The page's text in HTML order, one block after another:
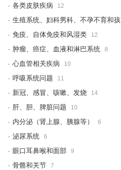
各类皮肤疾病 12
生殖系统、妇科男科、不孕不育和孩子健康
免疫、自体免疫和风湿类 12
肿瘤、癌症、血液和淋巴系统 8
心血管相关疾病 10
呼吸系统问题 11
新冠、感冒、咳嗽、发烧 14
肝、胆、脾脏问题 10
内分泌（肾上腺、胰腺等） 6
泌尿系统 6
眼口耳鼻喉和面部 9
骨骼和关节 7